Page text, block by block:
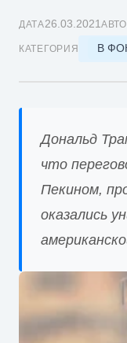
ДАТА26.03.2021
КАТЕГОРИЯ В
Дональд
что
Пекином,
оказались